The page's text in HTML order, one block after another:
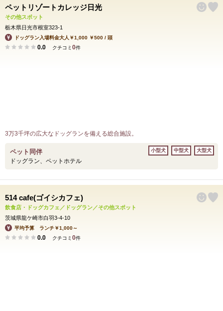
ペットリゾートカレッジ日光
その他スポット
栃木県日光市根室323-1
ドッグラン入場料金大人￥1,000 ￥500 / 頭
0.0 クチコミ 0件
3万3千坪の広大なドッグランを備える総合施設。
ペット同伴
ドッグラン、ペットホテル
小型犬 中型犬 大型犬
514 cafe(ゴイシカフェ)
飲食店・ドッグカフェ／ドッグラン／その他スポット
茨城県龍ケ崎市白羽3-4-10
平均予算 ランチ￥1,000～
0.0 クチコミ 0件